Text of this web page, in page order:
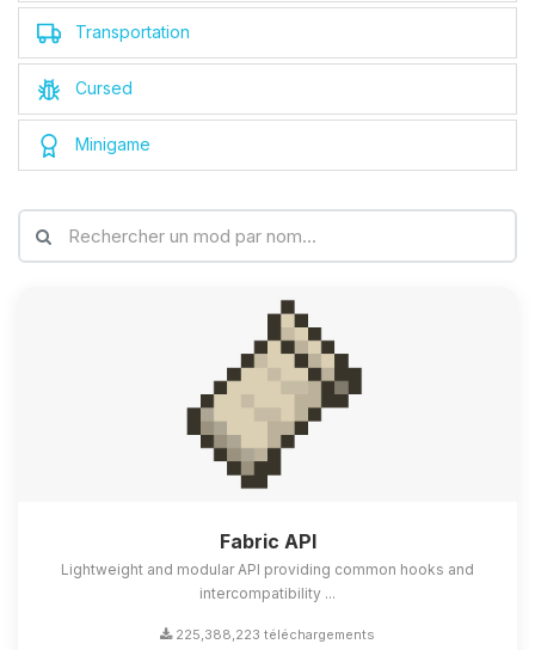
Transportation
Cursed
Minigame
Fabric API
Lightweight and modular API providing common hooks and
intercompatibility ...
225,388,223 téléchargements